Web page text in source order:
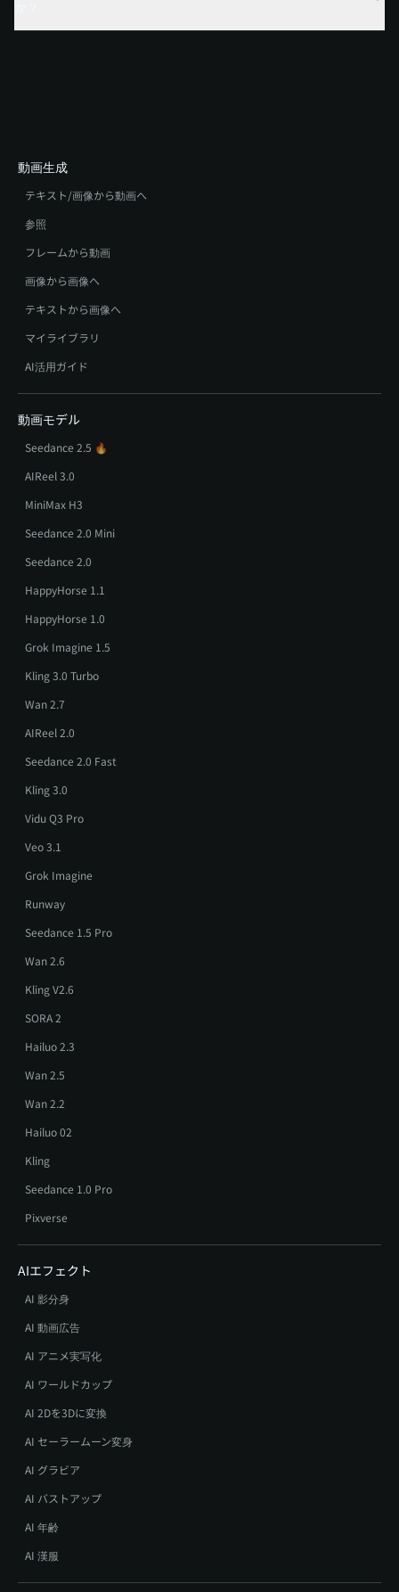
動画生成
テキスト/画像から動画へ
参照
フレームから動画
画像から画像へ
テキストから画像へ
マイライブラリ
AI活用ガイド
動画モデル
Seedance 2.5 🔥
AIReel 3.0
MiniMax H3
Seedance 2.0 Mini
Seedance 2.0
HappyHorse 1.1
HappyHorse 1.0
Grok Imagine 1.5
Kling 3.0 Turbo
Wan 2.7
AIReel 2.0
Seedance 2.0 Fast
Kling 3.0
Vidu Q3 Pro
Veo 3.1
Grok Imagine
Runway
Seedance 1.5 Pro
Wan 2.6
Kling V2.6
SORA 2
Hailuo 2.3
Wan 2.5
Wan 2.2
Hailuo 02
Kling
Seedance 1.0 Pro
Pixverse
AIエフェクト
AI 影分身
AI 動画広告
AI アニメ実写化
AI ワールドカップ
AI 2Dを3Dに変換
AI セーラームーン変身
AI グラビア
AI バストアップ
AI 年齢
AI 漢服